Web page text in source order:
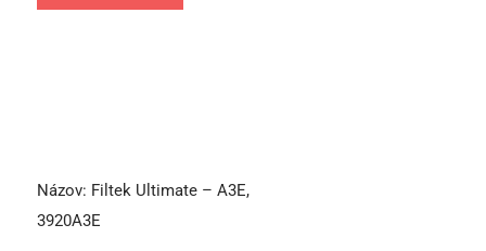
Názov: Filtek Ultimate – A3E,
3920A3E